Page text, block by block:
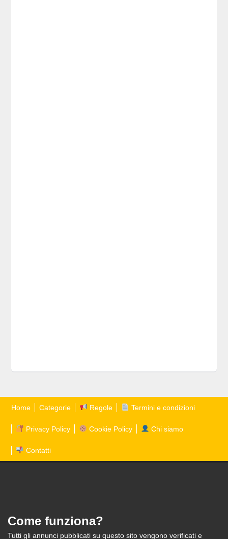
Home Categorie Regole Termini e condizioni
Privacy Policy Cookie Policy Chi siamo
Contatti
Come funziona?
Tutti gli annunci pubblicati su questo sito vengono verificati e